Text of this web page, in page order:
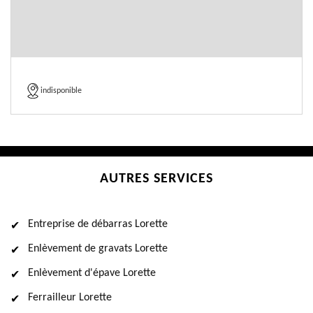
indisponible
AUTRES SERVICES
Entreprise de débarras Lorette
Enlèvement de gravats Lorette
Enlèvement d'épave Lorette
Ferrailleur Lorette